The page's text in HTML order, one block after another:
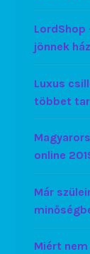
LordShop
jönnek
Luxus
többet
online
Már
Miért